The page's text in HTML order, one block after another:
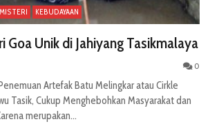
MISTERI KEBUDAYAAN
Goa Unik di Jahiyang Tasikmalaya
0
Artefak Batu Melingkar atau Cirkle
Tasik, Cukup Menghebohkan Masyarakat dan
merupakan...